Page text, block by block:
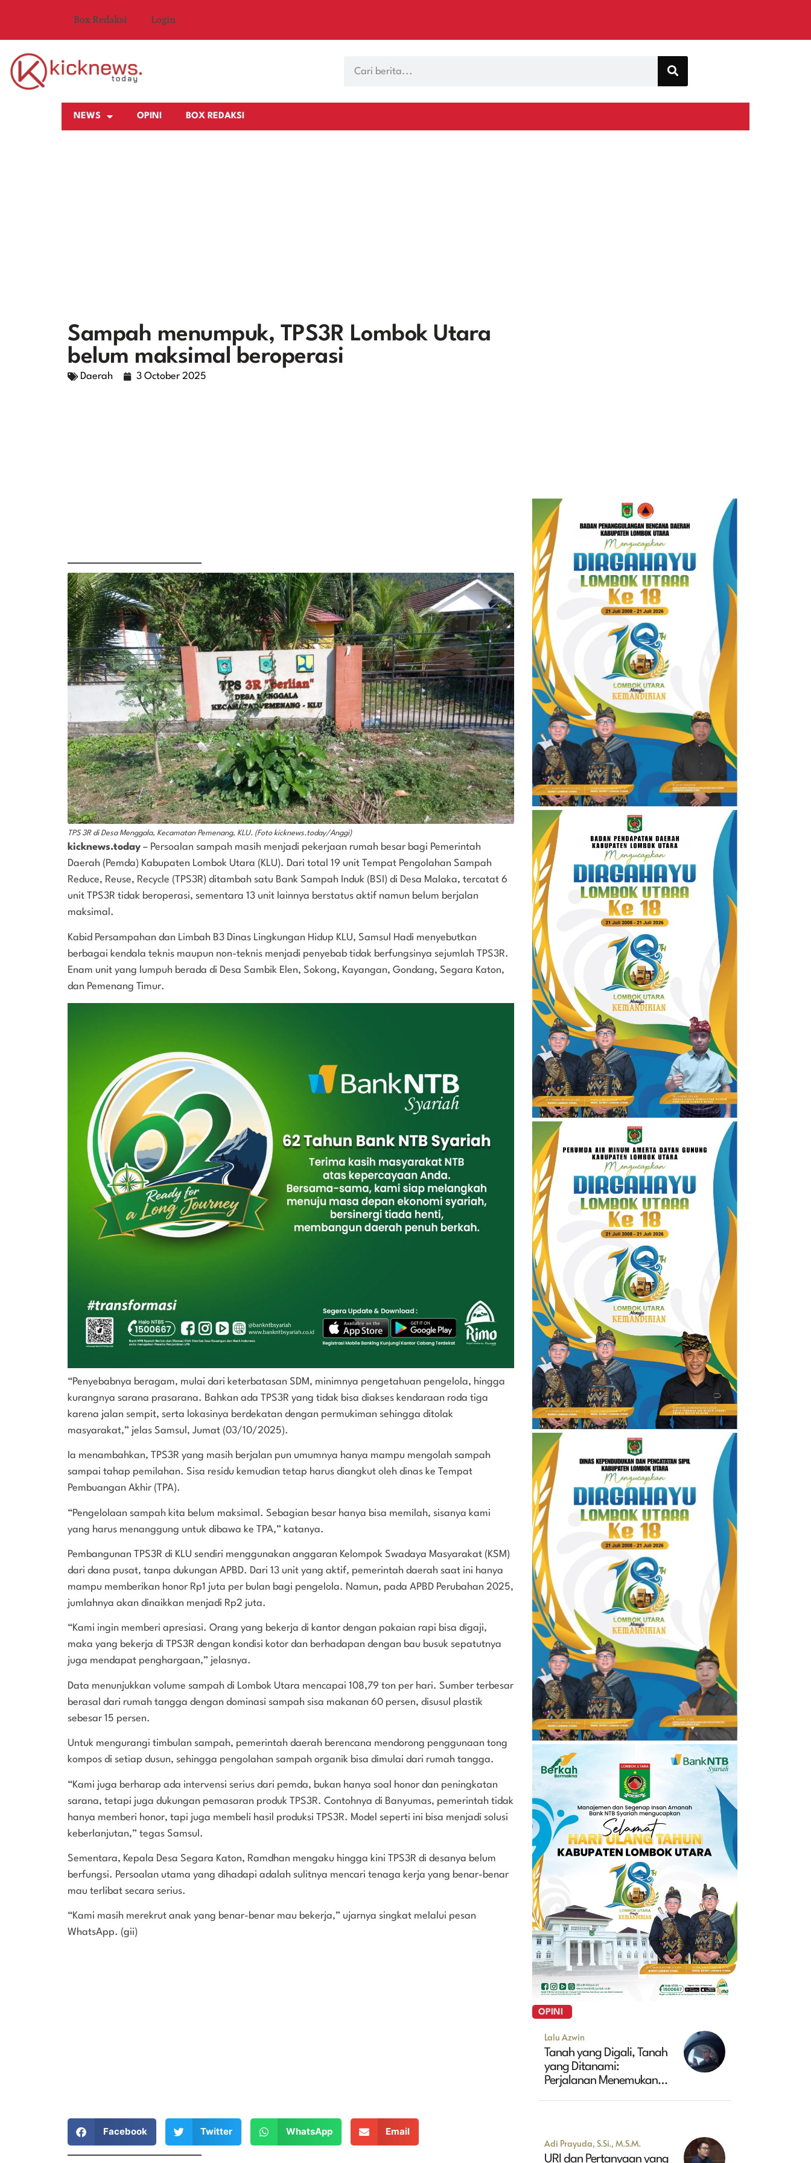
Box Redaksi Login
NEWS OPINI BOX REDAKSI
Sampah menumpuk, TPS3R Lombok Utara
belum maksimal beroperasi
Daerah 3 October 2025
TPS 3R di Desa Menggala, Kecamatan Pemenang, KLU. (Foto kicknews.today/Anggi)
kicknews.today – Persoalan sampah masih menjadi pekerjaan rumah besar bagi Pemerintah
Daerah (Pemda) Kabupaten Lombok Utara (KLU). Dari total 19 unit Tempat Pengolahan Sampah
Reduce, Reuse, Recycle (TPS3R) ditambah satu Bank Sampah Induk (BSI) di Desa Malaka, tercatat 6
unit TPS3R tidak beroperasi, sementara 13 unit lainnya berstatus aktif namun belum berjalan
maksimal.
Kabid Persampahan dan Limbah B3 Dinas Lingkungan Hidup KLU, Samsul Hadi menyebutkan
berbagai kendala teknis maupun non-teknis menjadi penyebab tidak berfungsinya sejumlah TPS3R.
Enam unit yang lumpuh berada di Desa Sambik Elen, Sokong, Kayangan, Gondang, Segara Katon,
dan Pemenang Timur.
“Penyebabnya beragam, mulai dari keterbatasan SDM, minimnya pengetahuan pengelola, hingga
kurangnya sarana prasarana. Bahkan ada TPS3R yang tidak bisa diakses kendaraan roda tiga
karena jalan sempit, serta lokasinya berdekatan dengan permukiman sehingga ditolak
masyarakat,” jelas Samsul, Jumat (03/10/2025).
Ia menambahkan, TPS3R yang masih berjalan pun umumnya hanya mampu mengolah sampah
sampai tahap pemilahan. Sisa residu kemudian tetap harus diangkut oleh dinas ke Tempat
Pembuangan Akhir (TPA).
“Pengelolaan sampah kita belum maksimal. Sebagian besar hanya bisa memilah, sisanya kami
yang harus menanggung untuk dibawa ke TPA,” katanya.
Pembangunan TPS3R di KLU sendiri menggunakan anggaran Kelompok Swadaya Masyarakat (KSM)
dari dana pusat, tanpa dukungan APBD. Dari 13 unit yang aktif, pemerintah daerah saat ini hanya
mampu memberikan honor Rp1 juta per bulan bagi pengelola. Namun, pada APBD Perubahan 2025,
jumlahnya akan dinaikkan menjadi Rp2 juta.
“Kami ingin memberi apresiasi. Orang yang bekerja di kantor dengan pakaian rapi bisa digaji,
maka yang bekerja di TPS3R dengan kondisi kotor dan berhadapan dengan bau busuk sepatutnya
juga mendapat penghargaan,” jelasnya.
Data menunjukkan volume sampah di Lombok Utara mencapai 108,79 ton per hari. Sumber terbesar
berasal dari rumah tangga dengan dominasi sampah sisa makanan 60 persen, disusul plastik
sebesar 15 persen.
Untuk mengurangi timbulan sampah, pemerintah daerah berencana mendorong penggunaan tong
kompos di setiap dusun, sehingga pengolahan sampah organik bisa dimulai dari rumah tangga.
“Kami juga berharap ada intervensi serius dari pemda, bukan hanya soal honor dan peningkatan
sarana, tetapi juga dukungan pemasaran produk TPS3R. Contohnya di Banyumas, pemerintah tidak
hanya memberi honor, tapi juga membeli hasil produksi TPS3R. Model seperti ini bisa menjadi solusi
keberlanjutan,” tegas Samsul.
Sementara, Kepala Desa Segara Katon, Ramdhan mengaku hingga kini TPS3R di desanya belum
berfungsi. Persoalan utama yang dihadapi adalah sulitnya mencari tenaga kerja yang benar-benar
mau terlibat secara serius.
“Kami masih merekrut anak yang benar-benar mau bekerja,” ujarnya singkat melalui pesan
WhatsApp. (gii)
Facebook Twitter WhatsApp Email
OPINI
Lalu Azwin
Tanah yang Digali, Tanah
yang Ditanami:
Perjalanan Menemukan
Adi Prayuda, S.Si., M.S.M.
URI dan Pertanyaan yang